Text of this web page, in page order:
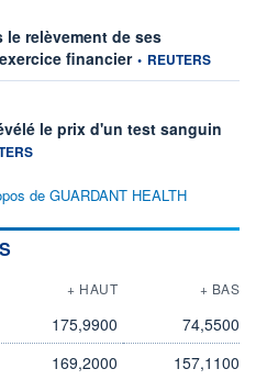
relèvement de ses
financierinformation fournie
• REUTERS
le prix d'un test sanguin
fournie par
de GUARDANT HEALTH
+ HAUT + BAS
175,9900
74,5500
169,2000
157,1100